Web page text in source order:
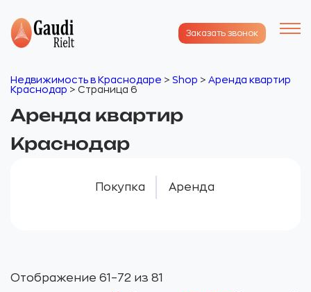
Заказать звонок
Недвижимость в Краснодаре > Shop > Аренда квартир
Краснодар > Страница 6
Аренда квартир
Краснодар
Покупка Аренда
Отображение 61–72 из 81